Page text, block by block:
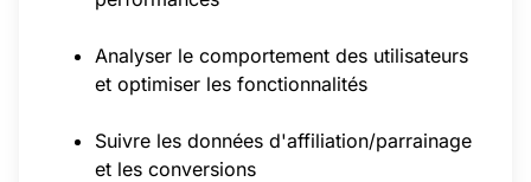
Analyser le comportement des utilisateurs
et optimiser les fonctionnalités
Suivre les données d'affiliation/parrainage
et les conversions